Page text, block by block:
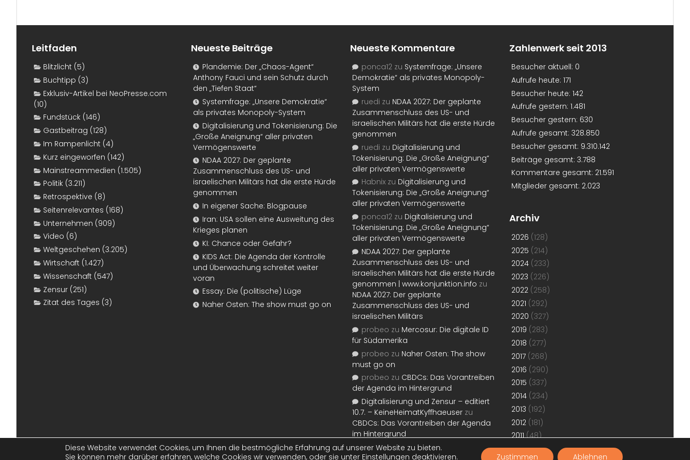
Leitfaden
Blitzlicht (5)
Buchtipp (3)
Exklusiv-Artikel bei NeoPresse.com
(10)
Fundstück (146)
Gastbeitrag (128)
Im Rampenlicht (4)
Kurz eingeworfen (142)
Mainstreammedien (1.505)
Politik (3.211)
Retrospektive (8)
Seitenrelevantes (168)
Unternehmen (909)
Video (6)
Weltgeschehen (3.205)
Wirtschaft (1.427)
Wissenschaft (547)
Zensur (251)
Zitat des Tages (3)
Neueste Beiträge
Plandemie: Der „Chaos-Agent“
Anthony Fauci und sein Schutz durch
den „Tiefen Staat“
Systemfrage: „Unsere Demokratie“
als privates Monopoly-System
Digitalisierung und Tokenisierung: Die
„Große Aneignung“ aller privaten
Vermögenswerte
NDAA 2027: Der geplante
Zusammenschluss des US- und
israelischen Militärs hat die erste Hürde
genommen
In eigener Sache: Blogpause
Iran: USA sollen eine Ausweitung des
Krieges planen
KI: Chance oder Gefahr?
KIDS Act: Die Agenda der Kontrolle
und Überwachung schreitet weiter
voran
Essay: Die (politische) Lüge
Naher Osten: The show must go on
Neueste Kommentare
ponca12 zu Systemfrage: „Unsere
Demokratie“ als privates Monopoly-
System
ruedi zu NDAA 2027: Der geplante
Zusammenschluss des US- und
israelischen Militärs hat die erste Hürde
genommen
ruedi zu Digitalisierung und
Tokenisierung: Die „Große Aneignung“
aller privaten Vermögenswerte
Habnix zu Digitalisierung und
Tokenisierung: Die „Große Aneignung“
aller privaten Vermögenswerte
ponca12 zu Digitalisierung und
Tokenisierung: Die „Große Aneignung“
aller privaten Vermögenswerte
NDAA 2027: Der geplante
Zusammenschluss des US- und
israelischen Militärs hat die erste Hürde
genommen | www.konjunktion.info zu
NDAA 2027: Der geplante
Zusammenschluss des US- und
israelischen Militärs
probeo zu Mercosur: Die digitale ID
für Südamerika
probeo zu Naher Osten: The show
must go on
probeo zu CBDCs: Das Vorantreiben
der Agenda im Hintergrund
Digitalisierung und Zensur – editiert
10.7. – KeineHeimatKyffhaeuser zu
CBDCs: Das Vorantreiben der Agenda
im Hintergrund
Zahlenwerk seit 2013
Besucher aktuell: 0
Aufrufe heute: 171
Besucher heute: 142
Aufrufe gestern: 1.481
Besucher gestern: 630
Aufrufe gesamt: 328.850
Besucher gesamt: 9.310.142
Beiträge gesamt: 3.788
Kommentare gesamt: 21.591
Mitglieder gesamt: 2.023
Archiv
2026 (128)
2025 (214)
2024 (233)
2023 (226)
2022 (258)
2021 (292)
2020 (327)
2019 (283)
2018 (277)
2017 (268)
2016 (290)
2015 (337)
2014 (234)
2013 (192)
2012 (181)
2011(48)
Diese Website verwendet Cookies, um Ihnen die bestmögliche Erfahrung auf unserer Website zu bieten.
Sie können mehr darüber erfahren, welche Cookies wir verwenden, oder sie unter Einstellungen deaktivieren. Zustimmen Ablehnen